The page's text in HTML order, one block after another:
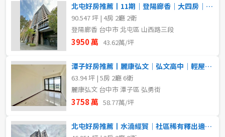
北屯好房推薦丨11期｜登陽廊香｜大四房｜獨立雙平車｜稀有釋出
90.547 坪 | 4房 2廳 2衛
登陽廊香 台中市 北屯區 山西路三段
3950 萬 43.62萬/坪
潭子好房推薦丨麗康弘文｜弘文高中｜輕屋齡電梯別墅
63.94 坪 | 5房 2廳 6衛
麗康弘文 台中市 潭子區 弘勇街
3758 萬 58.77萬/坪
北屯好房推薦丨水湳經貿｜社區稀有釋出邊間採光三房平車